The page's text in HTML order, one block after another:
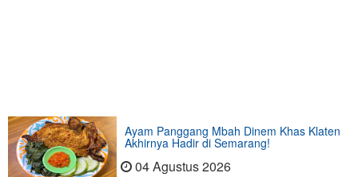
Ayam Panggang Mbah Dinem Khas Klaten
Akhirnya Hadir di Semarang!
04 Agustus 2026